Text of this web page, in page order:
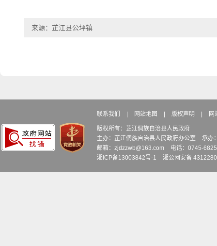
来源：芷江县公坪镇
联系我们 网站地图 版权声明 网
版权所有：芷江侗族自治县人民政府
主办：芷江侗族自治县人民政府办公室
承办
邮箱：zjdzzwb@163.com
电话：0745-
湘ICP备13003842号-1
湘公网安备